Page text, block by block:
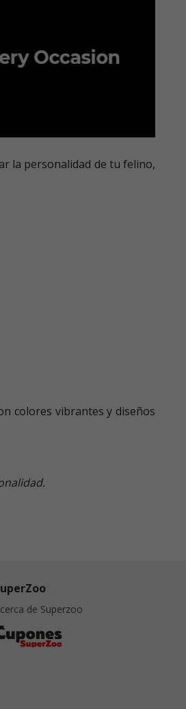
la personalidad de tu felino,
colores vibrantes y diseños
de Superzoo